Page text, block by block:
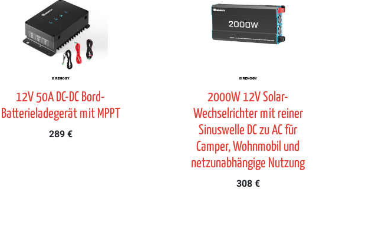
12V 50A DC-DC Bord-
Batterieladegerät mit MPPT
289 €
2000W 12V Solar-
Wechselrichter mit reiner
Sinuswelle DC zu AC für
Camper, Wohnmobil und
netzunabhängige Nutzung
308 €